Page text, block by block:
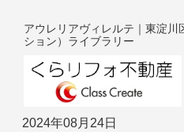
アウレリアヴィレルテ｜東淀川
ション）ライブラリー
2024年08月24日